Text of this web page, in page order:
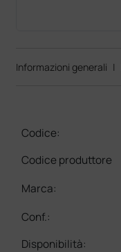
Informazioni generali |
Codice:
Codice produttore
Marca:
Conf.:
Disponibilità: